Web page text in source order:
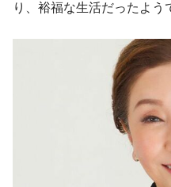
り、裕福な生活だったよう